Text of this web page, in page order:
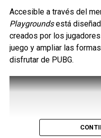
SUPER ROBOT
definitiva
Carlos
Antes de que estalleHulk
cobrará intensidad a
números únicos de
En los que el Infernal
héroes de Marvel en su
Universo Marvel.
Escritos por Johnson y
Accesible a través del
Playgroundsestá
creados por los
juego y ampliar las
disfrutar de PUBG.